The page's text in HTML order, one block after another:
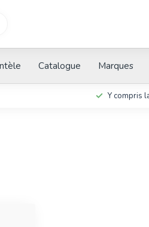
Catalogue Marques
Y compris